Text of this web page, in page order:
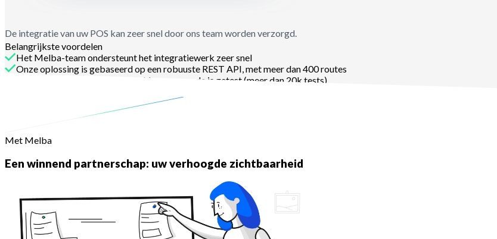
De integratie van uw POS kan zeer snel door ons team worden verzorgd.
Belangrijkste voordelen
Het Melba-team ondersteunt het integratiewerk zeer snel
Onze oplossing is gebaseerd op een robuuste REST API, met meer dan 400 routes
Onze servers zijn auto-geschaald en onze code is getest (meer dan 20k tests)
Met Melba
Een winnend partnerschap: uw verhoogde zichtbaarheid